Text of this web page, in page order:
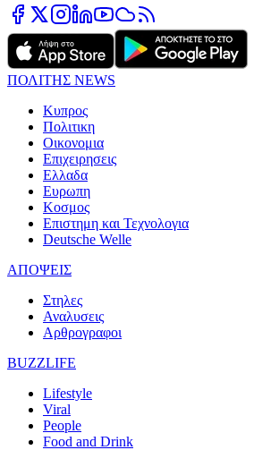
ΠΟΛΙΤΗΣ NEWS
Κυπρος
Πολιτικη
Οικονομια
Επιχειρησεις
Ελλαδα
Ευρωπη
Κοσμος
Επιστημη και Τεχνολογια
Deutsche Welle
ΑΠΟΨΕΙΣ
Στηλες
Αναλυσεις
Αρθρογραφοι
BUZZLIFE
Lifestyle
Viral
People
Food and Drink